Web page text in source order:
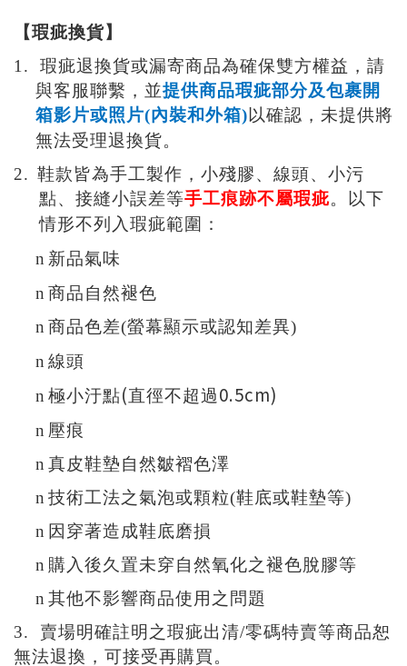
【瑕疵換貨】
1.
瑕疵退換貨或漏寄商品為確保雙方權益 ，請
與客服聯繫，並提供商品瑕疵部分及包裹開
箱影片或照片(內裝和外箱)以確認，未提供將
無法受理退換貨。
2. 鞋款皆為手工製作，小殘膠、線頭、小污
點、接縫小誤差等手工痕跡不屬瑕疵。以下
情形不列入瑕疵範圍：
n 新品氣味
n 商品自然褪色
n 商品色差(螢幕顯示或認知差異)
n 線頭
n 極小汙點(直徑不超過0.5cm)
n 壓痕
n 真皮鞋墊自然皺褶色澤
n 技術工法之氣泡或顆粒(鞋底或鞋墊等)
n 因穿著造成鞋底磨損
n 購入後久置未穿自然氧化之褪色脫膠等
n 其他不影響商品使用之問題
3. 賣場明確註明之瑕疵出清/零碼特賣等商品恕
無法退換 ，可接受再購買。